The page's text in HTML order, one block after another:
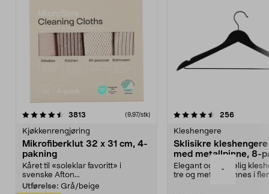
-
3813 anmeldelser(9,97/stk)
Kjøkkenrengjøring
Mikrofiberklut 32 x 31 cm, 4-
pakning
Kåret til «soleklar favoritt» i
svenske Afton...
Utførelse: Grå/beige
4.5av 5 stjerner 256
Kleshengere
Sklisikre
med metallpinne, 8-
Elegant og skikkelig
tre og metall – finnes i
4.5av 5 stjerner